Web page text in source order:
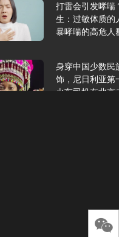
打雷会引发哮喘
生：过敏体质的
暴哮喘的高危人
身穿中国少数民
饰，尼日利亚第
火车司机在北京
谈过去 谈谈未来